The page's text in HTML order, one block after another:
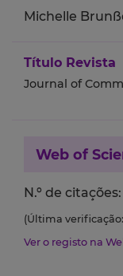
Michelle
Título Revista
Journal of
Web of
N.º de citações:
(Última verificação:
Ver o registo na